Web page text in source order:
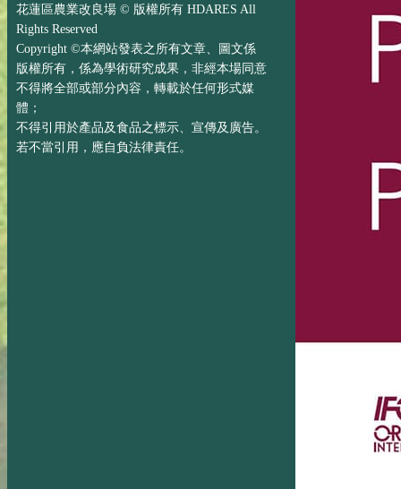
花蓮區農業改良場 © 版權所有 HDARES All
Rights Reserved
Copyright ©本網站發表之所有文章、圖文係
版權所有，係為學術研究成果，非經本場同意
不得將全部或部分內容，轉載於任何形式媒
體；
不得引用於產品及食品之標示、宣傳及廣告。
若不當引用，應自負法律責任。